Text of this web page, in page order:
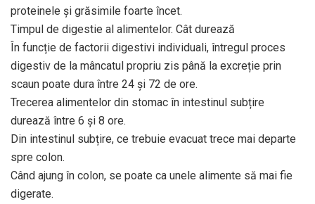
proteinele și grăsimile foarte încet.
Timpul de digestie al alimentelor. Cât durează
În funcție de factorii digestivi individuali, întregul proces
digestiv de la mâncatul propriu zis până la excreție prin
scaun poate dura între 24 și 72 de ore.
Trecerea alimentelor din stomac în intestinul subțire
durează între 6 și 8 ore.
Din intestinul subțire, ce trebuie evacuat trece mai departe
spre colon.
Când ajung în colon, se poate ca unele alimente să mai fie
digerate.